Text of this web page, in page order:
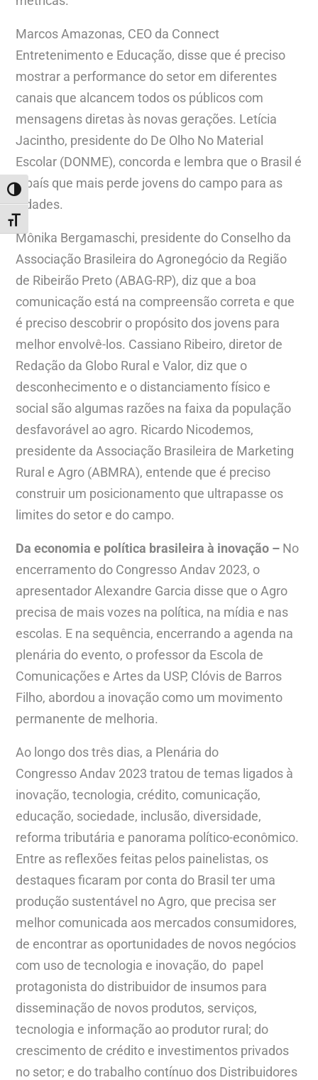
ALTERNAR ALTO CONTRASTE
ALTERNAR TAMANHO DA FONTE
Marcos Amazonas, CEO da Connect
Entretenimento e Educação, disse que é preciso
mostrar a performance do setor em diferentes
canais que alcancem todos os públicos com
mensagens diretas às novas gerações. Letícia
Jacintho, presidente do De Olho No Material
Escolar (DONME), concorda e lembra que o Brasil é
o país que mais perde jovens do campo para as
cidades.
Mônika Bergamaschi, presidente do Conselho da
Associação Brasileira do Agronegócio da Região
de Ribeirão Preto (ABAG-RP), diz que a boa
comunicação está na compreensão correta e que
é preciso descobrir o propósito dos jovens para
melhor envolvê-los. Cassiano Ribeiro, diretor de
Redação da Globo Rural e Valor, diz que o
desconhecimento e o distanciamento físico e
social são algumas razões na faixa da população
desfavorável ao agro. Ricardo Nicodemos,
presidente da Associação Brasileira de Marketing
Rural e Agro (ABMRA), entende que é preciso
construir um posicionamento que ultrapasse os
limites do setor e do campo.
Da economia e política brasileira à inovação – No
encerramento do Congresso Andav 2023, o
apresentador Alexandre Garcia disse que o Agro
precisa de mais vozes na política, na mídia e nas
escolas. E na sequência, encerrando a agenda na
plenária do evento, o professor da Escola de
Comunicações e Artes da USP, Clóvis de Barros
Filho, abordou a inovação como um movimento
permanente de melhoria.
Ao longo dos três dias, a Plenária do
Congresso Andav 2023 tratou de temas ligados à
inovação, tecnologia, crédito, comunicação,
educação, sociedade, inclusão, diversidade,
reforma tributária e panorama político-econômico.
Entre as reflexões feitas pelos painelistas, os
destaques ficaram por conta do Brasil ter uma
produção sustentável no Agro, que precisa ser
melhor comunicada aos mercados consumidores,
de encontrar as oportunidades de novos negócios
com uso de tecnologia e inovação, do papel
protagonista do distribuidor de insumos para
disseminação de novos produtos, serviços,
tecnologia e informação ao produtor rural; do
crescimento de crédito e investimentos privados
no setor; e do trabalho contínuo dos Distribuidores